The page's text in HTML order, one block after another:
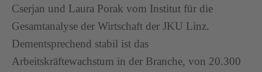
Cserjan und Laura Porak vom Institut für die
Gesamtanalyse der Wirtschaft der JKU Linz.
Dementsprechend stabil ist das
Arbeitskräftewachstum in der Branche, von 20.300